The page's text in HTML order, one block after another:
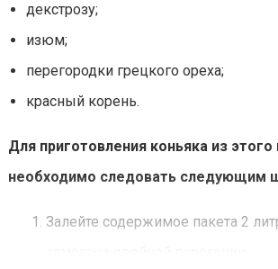
декстрозу;
изюм;
перегородки грецкого ореха;
красный корень.
Для приготовления коньяка из этого
необходимо следовать следующим
Залейте содержимое пакета 2